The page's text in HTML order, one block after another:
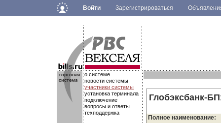
Войти Зарегистрироваться
.
.о системе
новости системы
участники системы
установка терминала
подключение
вопросы и ответы
техподдержка
.
Глобэксбанк-
Полное наименование: